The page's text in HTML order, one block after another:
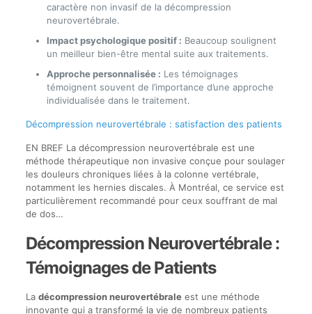
caractère non invasif de la décompression
neurovertébrale.
Impact psychologique positif : Beaucoup soulignent
un meilleur bien-être mental suite aux traitements.
Approche personnalisée : Les témoignages
témoignent souvent de l’importance d’une approche
individualisée dans le traitement.
Décompression neurovertébrale : satisfaction des patients
EN BREF La décompression neurovertébrale est une
méthode thérapeutique non invasive conçue pour soulager
les douleurs chroniques liées à la colonne vertébrale,
notamment les hernies discales. À Montréal, ce service est
particulièrement recommandé pour ceux souffrant de mal
de dos…
Décompression Neurovertébrale :
Témoignages de Patients
La décompression neurovertébraleest une méthode
innovante qui a transformé la vie de nombreux patients